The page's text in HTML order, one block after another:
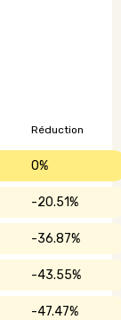
Réduction
0%
20.51%
36.87%
43.55%
47.47%